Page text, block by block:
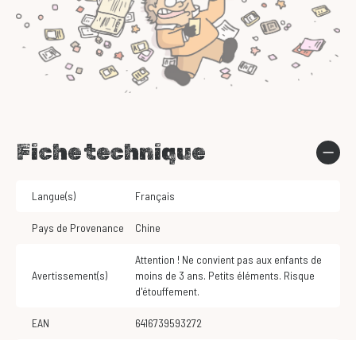
Fiche technique
Langue(s) Français
Pays de Provenance Chine
Avertissement(s)
Attention ! Ne convient pas aux enfants de
moins de 3 ans. Petits éléments. Risque
d'étouffement.
EAN 6416739593272